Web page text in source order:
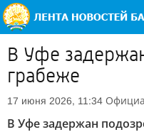
В Уфе
грабеже
17 июня 2026, 11:34
В Уфе задержан